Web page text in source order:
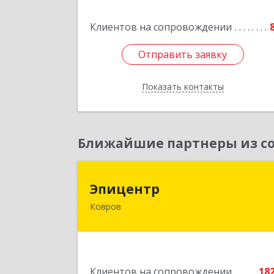
Клиентов на сопровождении
Отправить заявку
Показать контакты
Отправить заявку
Назад
Ближайшие партнеры из
Эпицентр
Ковров
601900, Владимирская обл, Ковров г,